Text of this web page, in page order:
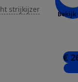
strijkijzer
Bekijk
€
1